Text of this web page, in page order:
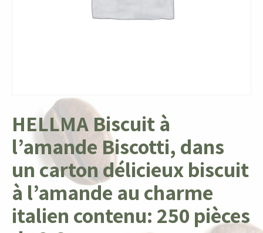
HELLMA Biscuit à
l’amande Biscotti, dans
un carton délicieux biscuit
à l’amande au charme
italien contenu: 250 pièces